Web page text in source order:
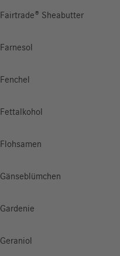
Fairtrade® Sheabutter
Farnesol
Fenchel
Fettalkohol
Flohsamen
Gänseblümchen
Gardenie
Geraniol